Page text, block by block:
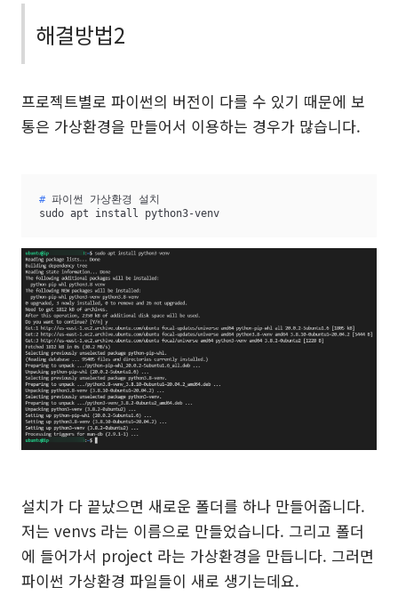
해결방법2
프로젝트별로 파이썬의 버전이 다를 수 있기 때문에 보
통은 가상환경을 만들어서 이용하는 경우가 많습니다.
# 파이썬 가상환경 설치
sudo apt install python3-venv
설치가 다 끝났으면 새로운 폴더를 하나 만들어줍니다.
저는 venvs 라는 이름으로 만들었습니다. 그리고 폴더
에 들어가서 project 라는 가상환경을 만듭니다. 그러면
파이썬 가상환경 파일들이 새로 생기는데요.